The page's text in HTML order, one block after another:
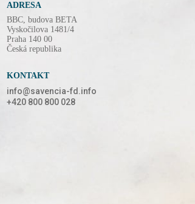
ADRESA
BBC, budova BETA
Vyskočilova 1481/4
Praha 140 00
Česká republika
KONTAKT
info@savencia-fd.info
+420 800 800 028